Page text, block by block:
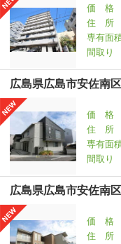
価 格
住 所
専有面
間取り
広島県広島市安佐南
価 格
住 所
専有面
間取り
広島県広島市安佐南
価 格
住 所